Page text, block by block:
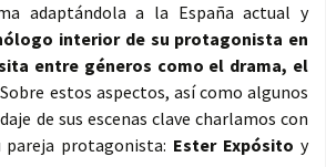
adaptándola a la España actual y
interior de su protagonista en
entre géneros como el drama, el
estos aspectos, así como algunos
de sus escenas clave charlamos con
protagonista: Ester Expósito y